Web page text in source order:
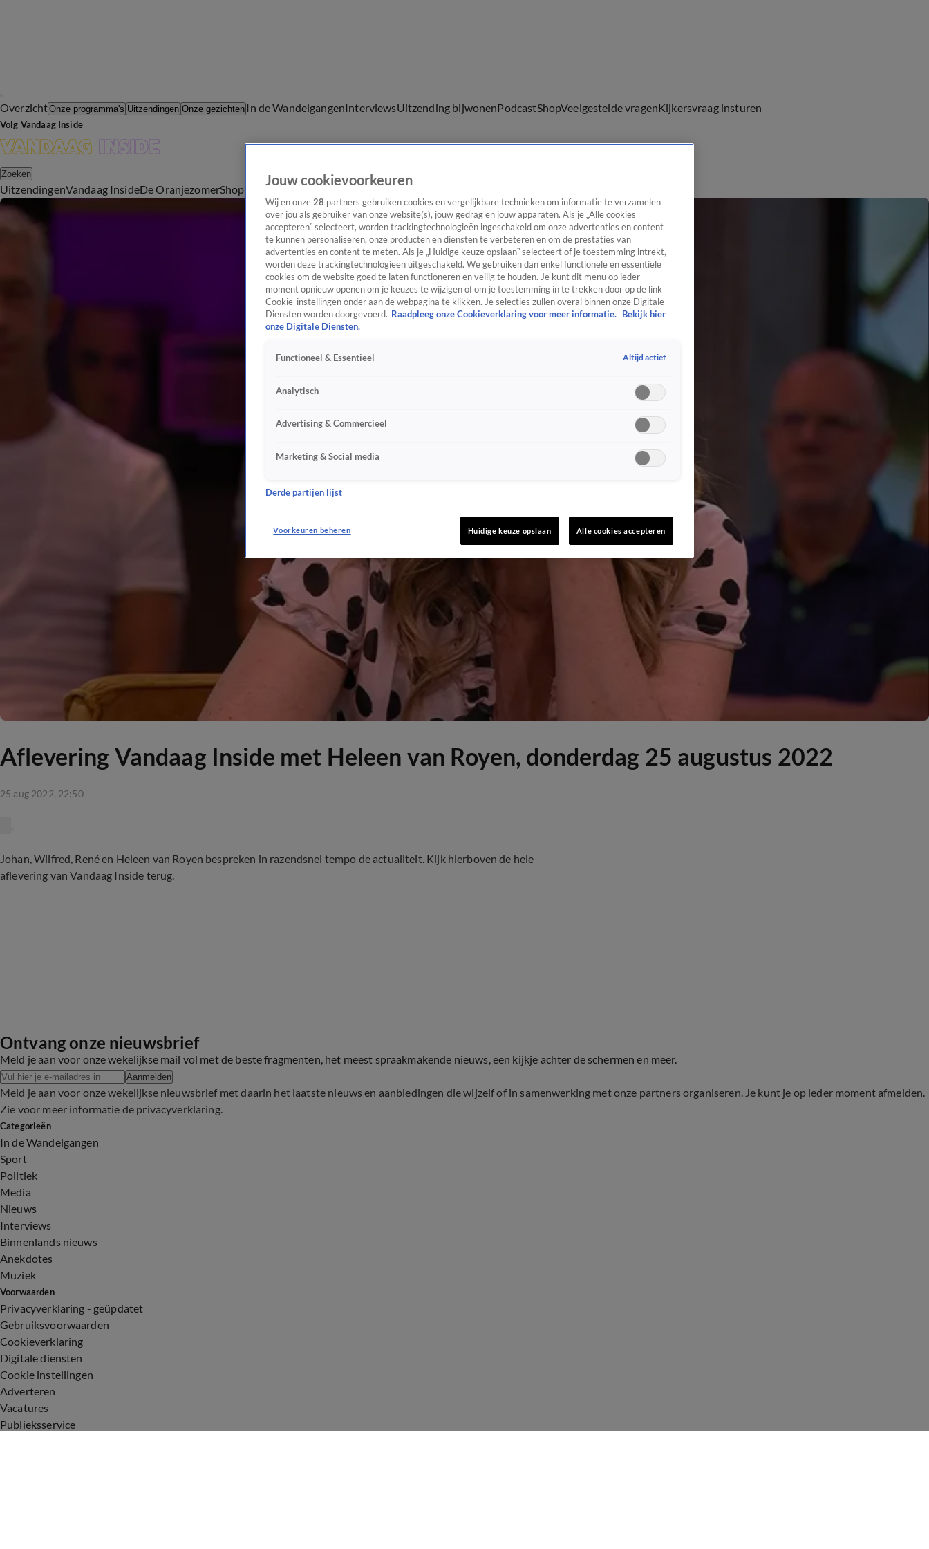
OverzichtOnze programma's Uitzendingen Onze gezichten In de WandelgangenInterviewsUitzending bijwonenPodcastShopVeelgestelde vragenKijkersvraag insturen
Volg Vandaag Inside
Zoeken
UitzendingenVandaag InsideDe OranjezomerShop Uitzending bijwonen
Aflevering Vandaag Inside met Heleen van Royen, donderdag 25 augustus 2022
25 aug 2022, 22:50
Johan, Wilfred, René en Heleen van Royen bespreken in razendsnel tempo de actualiteit. Kijk hierboven de hele
aflevering van Vandaag Inside terug.
Ontvang onze nieuwsbrief
Meld je aan voor onze wekelijkse mail vol met de beste fragmenten, het meest spraakmakende nieuws, een kijkje achter de schermen en meer.
Aanmelden
Meld je aan voor onze wekelijkse nieuwsbrief met daarin het laatste nieuws en aanbiedingen die wijzelf of in samenwerking met onze partners organiseren. Je kunt je op ieder moment afmelden.
Zie voor meer informatie de privacyverklaring.
Categorieën
In de Wandelgangen
Sport
Politiek
Media
Nieuws
Interviews
Binnenlands nieuws
Anekdotes
Muziek
Voorwaarden
Privacyverklaring - geüpdatet
Gebruiksvoorwaarden
Cookieverklaring
Digitale diensten
Cookie instellingen
Adverteren
Vacatures
Publieksservice
Jouw cookievoorkeuren
Wij en onze 28 partners gebruiken cookies en vergelijkbare technieken om informatie te verzamelen
over jou als gebruiker van onze website(s), jouw gedrag en jouw apparaten. Als je „Alle cookies
accepteren” selecteert, worden trackingtechnologieën ingeschakeld om onze advertenties en content
te kunnen personaliseren, onze producten en diensten te verbeteren en om de prestaties van
advertenties en content te meten. Als je „Huidige keuze opslaan” selecteert of je toestemming intrekt,
worden deze trackingtechnologieën uitgeschakeld. We gebruiken dan enkel functionele en essentiële
cookies om de website goed te laten functioneren en veilig te houden. Je kunt dit menu op ieder
moment opnieuw openen om je keuzes te wijzigen of om je toestemming in te trekken door op de link
Cookie-instellingen onder aan de webpagina te klikken. Je selecties zullen overal binnen onze Digitale
Diensten worden doorgevoerd. Raadpleeg onze Cookieverklaring voor meer informatie.
Bekijk hier
onze Digitale Diensten.
Functioneel & Essentieel Altijd actief
Analytisch
Advertising & Commercieel
Marketing & Social media
Derde partijen lijst
Voorkeuren beheren Huidige keuze opslaan Alle cookies accepteren